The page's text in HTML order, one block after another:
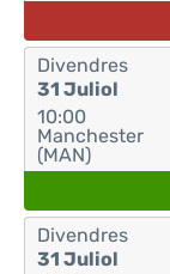
Divendres
31 Juliol
10:00
Manchester
(MAN)
Divendres
31 Juliol